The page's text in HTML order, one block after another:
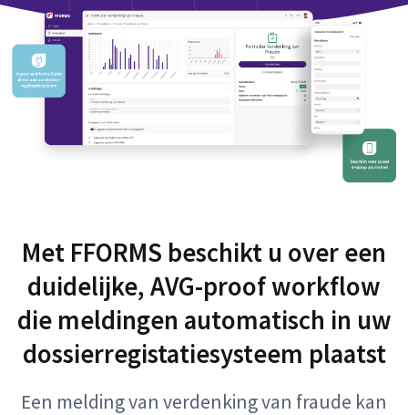
Met FFORMS beschikt u over een
duidelijke, AVG-proof workflow
die meldingen automatisch in uw
dossierregistatiesysteem plaatst
Een melding van verdenking van fraude kan